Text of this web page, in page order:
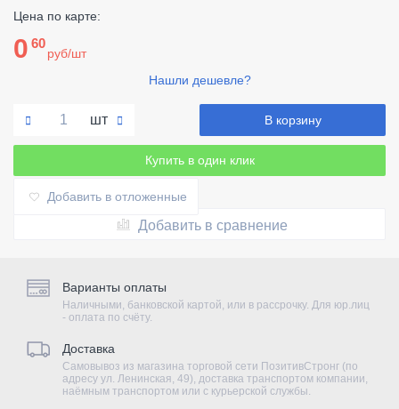
Цена по карте:
0 60
руб/шт
Нашли дешевле?
шт В корзину
Купить в один клик
Добавить в отложенные
Добавить в сравнение
Варианты оплаты
Наличными, банковской картой, или в рассрочку. Для юр.лиц
- оплата по счёту.
Доставка
Самовывоз из магазина торговой сети ПозитивСтронг (по
адресу ул. Ленинская, 49), доставка транспортом компании,
наёмным транспортом или с курьерской службы.